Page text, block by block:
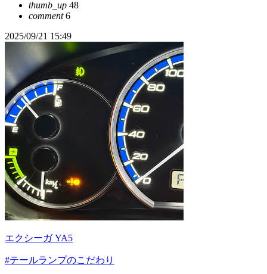
thumb_up 48
comment6
2025/09/21 15:49
エクシーガ YA5
#テールランプのこだわり